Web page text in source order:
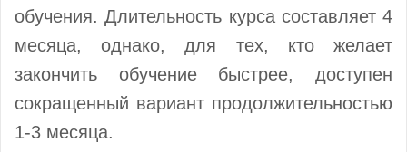
обучения. Длительность курса составляет 4
месяца, однако, для тех, кто желает
закончить обучение быстрее, доступен
сокращенный вариант продолжительностью
1-3 месяца.